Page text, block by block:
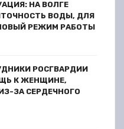
НА ВОЛГЕ
ВОДЫ, ДЛЯ
РЕЖИМ РАБОТЫ
РОСГВАРДИИ
К ЖЕНЩИНЕ,
ЗА СЕРДЕЧНОГО